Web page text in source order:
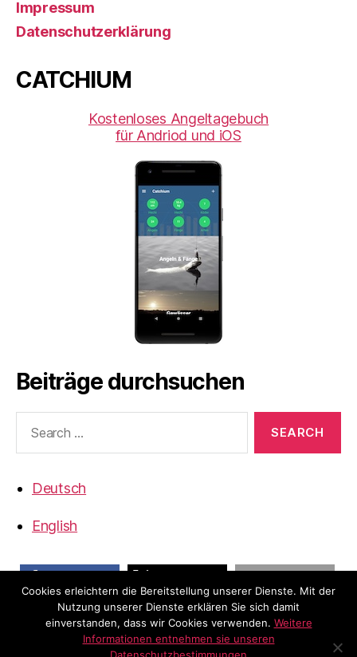
Impressum
Datenschutzerklärung
CATCHIUM
Kostenloses Angeltagebuch
für Andriod und iOS
Beiträge durchsuchen
Deutsch
English
share email
Cookies erleichtern die Bereitstellung unserer Dienste. Mit der
Nutzung unserer Dienste erklären Sie sich damit
einverstanden, dass wir Cookies verwenden. Weitere
Informationen entnehmen sie unseren